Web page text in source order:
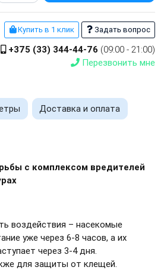
Купить в 1 клик Задать вопрос
+375 (33) 344-44-76 (09:00 - 21:00)
Перезвонить мне
Доставка и оплата
с комплексом вредителей
воздействия – насекомые
уже через 6-8 часов, а их
через 3-4 дня.
для защиты от клещей.